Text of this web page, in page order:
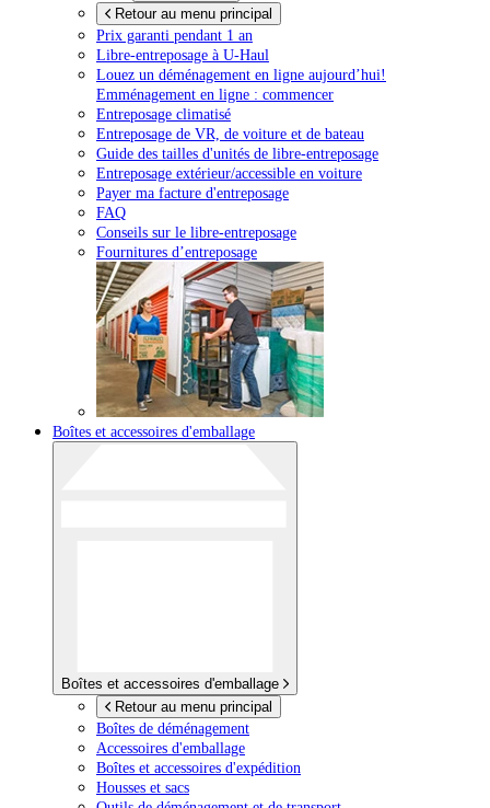
Retour au menu principal
Prix garanti pendant 1 an
Libre-entreposage à U-Haul
Louez un déménagement en ligne aujourd’hui!
Emménagement en ligne : commencer
Entreposage climatisé
Entreposage de VR, de voiture et de bateau
Guide des tailles d'unités de libre-entreposage
Entreposage extérieur/accessible en voiture
Payer ma facture d'entreposage
FAQ
Conseils sur le libre-entreposage
Fournitures d’entreposage
Boîtes et accessoires d'emballage
Boîtes et accessoires d'emballage
Retour au menu principal
Boîtes de déménagement
Accessoires d'emballage
Boîtes et accessoires d'expédition
Housses et sacs